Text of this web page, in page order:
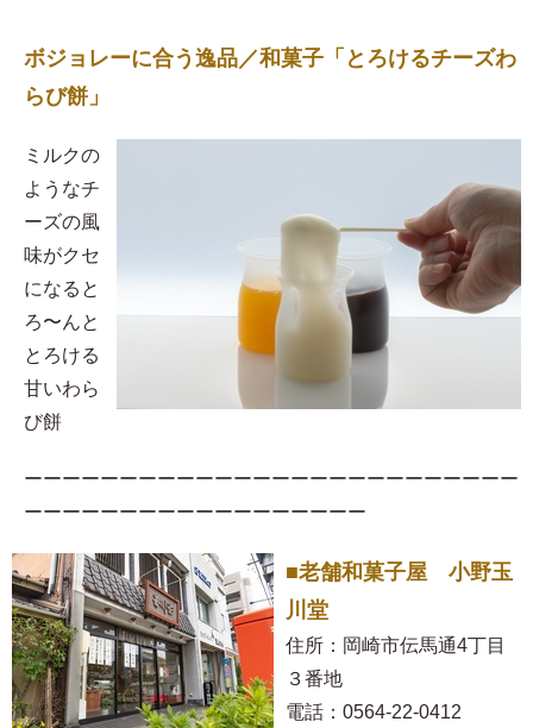
ボジョレーに合う逸品／和菓子「とろけるチーズわ
らび餅」
​ミルクの
ようなチ
ーズの風
味がクセ
になると
ろ〜んと
とろける
甘いわら
び餅
ーーーーーーーーーーーーーーーーーーーーーーーーーー
ーーーーーーーーーーーーーーーーーー
■老舗和菓子屋 小野玉
川堂
住所：岡崎市伝馬通4丁目
３番地
電話：0564-22-0412